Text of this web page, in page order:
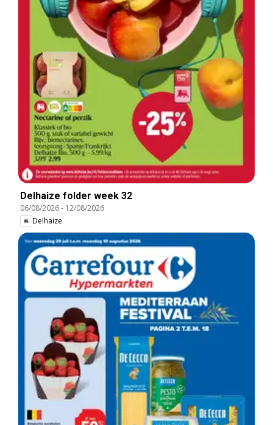
Delhaize folder week 32
06/08/2026- 12/08/2026
Delhaize